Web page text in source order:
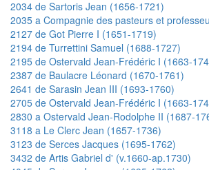
2034 de Sartoris Jean (1656-1721)
2035 a Compagnie des pasteurs et
2127 de Got Pierre I (1651-1719)
2194 de Turrettini Samuel (1688-1727)
2195 de Ostervald Jean-Frédéric I (1663-
2387 de Baulacre Léonard (1670-1761)
2641 de Sarasin Jean III (1693-1760)
2705 de Ostervald Jean-Frédéric I (1663-
2830 a Ostervald Jean-Rodolphe II (1687-
3118 a Le Clerc Jean (1657-1736)
3123 de Serces Jacques (1695-1762)
3432 de Artis Gabriel d' (v.1660-ap.1730)